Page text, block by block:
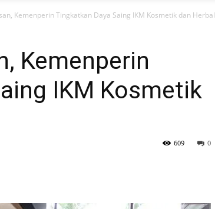
Kemenperin Tingkatkan Daya Saing IKM Kosmetik dan Herbal
Kemenperin
IKM Kosmetik
0
609